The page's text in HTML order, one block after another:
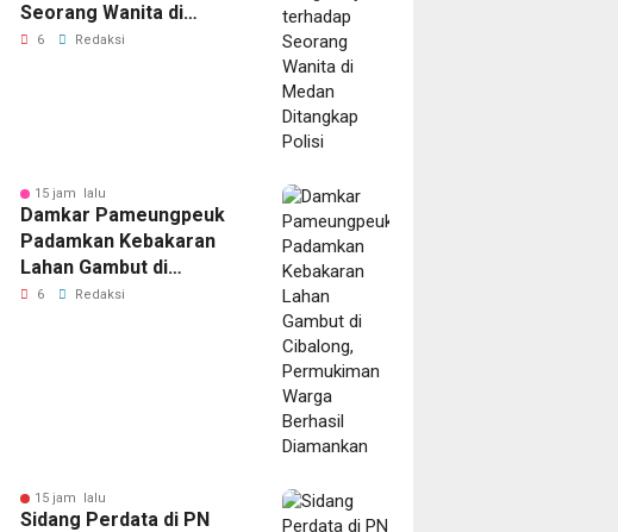
Seorang Wanita di
Medan Ditangkap Polisi
6 Redaksi
15 jam lalu
Damkar Pameungpeuk
Padamkan Kebakaran
Lahan Gambut di
Cibalong, Permukiman
6 Redaksi
15 jam lalu
Sidang Perdata di PN